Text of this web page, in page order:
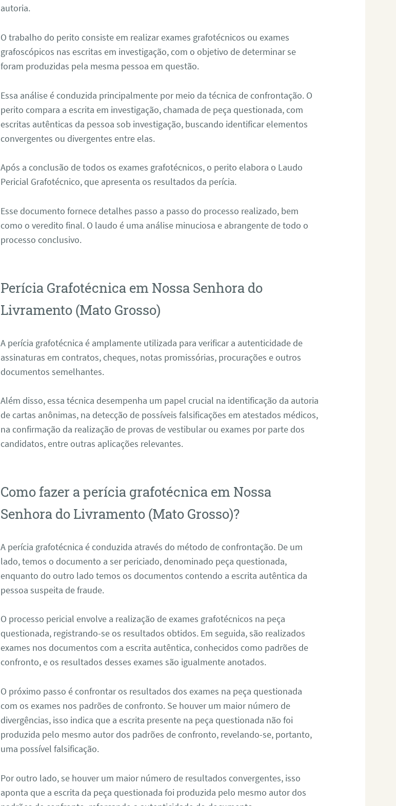
autoria.
O trabalho do perito consiste em realizar exames grafotécnicos ou exames
grafoscópicos nas escritas em investigação, com o objetivo de determinar se
foram produzidas pela mesma pessoa em questão.
Essa análise é conduzida principalmente por meio da técnica de confrontação. O
perito compara a escrita em investigação, chamada de peça questionada, com
escritas autênticas da pessoa sob investigação, buscando identificar elementos
convergentes ou divergentes entre elas.
Após a conclusão de todos os exames grafotécnicos, o perito elabora o Laudo
Pericial Grafotécnico, que apresenta os resultados da perícia.
Esse documento fornece detalhes passo a passo do processo realizado, bem
como o veredito final. O laudo é uma análise minuciosa e abrangente de todo o
processo conclusivo.
Perícia Grafotécnica em Nossa Senhora do
Livramento (Mato Grosso)
A perícia grafotécnica é amplamente utilizada para verificar a autenticidade de
assinaturas em contratos, cheques, notas promissórias, procurações e outros
documentos semelhantes.
Além disso, essa técnica desempenha um papel crucial na identificação da autoria
de cartas anônimas, na detecção de possíveis falsificações em atestados médicos,
na confirmação da realização de provas de vestibular ou exames por parte dos
candidatos, entre outras aplicações relevantes.
Como fazer a perícia grafotécnica em Nossa
Senhora do Livramento (Mato Grosso)?
A perícia grafotécnica é conduzida através do método de confrontação. De um
lado, temos o documento a ser periciado, denominado peça questionada,
enquanto do outro lado temos os documentos contendo a escrita autêntica da
pessoa suspeita de fraude.
O processo pericial envolve a realização de exames grafotécnicos na peça
questionada, registrando-se os resultados obtidos. Em seguida, são realizados
exames nos documentos com a escrita autêntica, conhecidos como padrões de
confronto, e os resultados desses exames são igualmente anotados.
O próximo passo é confrontar os resultados dos exames na peça questionada
com os exames nos padrões de confronto. Se houver um maior número de
divergências, isso indica que a escrita presente na peça questionada não foi
produzida pelo mesmo autor dos padrões de confronto, revelando-se, portanto,
uma possível falsificação.
Por outro lado, se houver um maior número de resultados convergentes, isso
aponta que a escrita da peça questionada foi produzida pelo mesmo autor dos